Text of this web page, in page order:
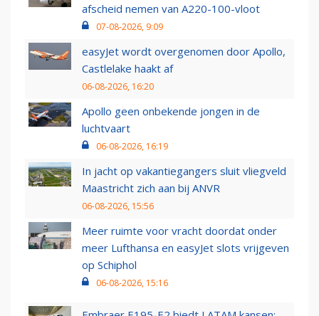
afscheid nemen van A220-100-vloot
07-08-2026, 9:09
easyJet wordt overgenomen door Apollo,
Castlelake haakt af
06-08-2026, 16:20
Apollo geen onbekende jongen in de
luchtvaart
06-08-2026, 16:19
In jacht op vakantiegangers sluit vliegveld
Maastricht zich aan bij ANVR
06-08-2026, 15:56
Meer ruimte voor vracht doordat onder
meer Lufthansa en easyJet slots vrijgeven
op Schiphol
06-08-2026, 15:16